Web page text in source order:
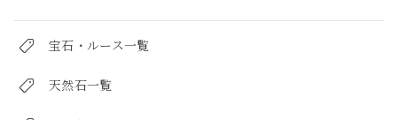
宝石・ルース一覧
天然石一覧